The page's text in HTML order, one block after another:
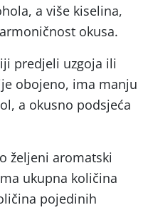
a više kiselina,
okusa.
predjeli uzgoja ili
obojeno, ima manju
a okusno podsjeća
željeni aromatski
ukupna količina
pojedinih